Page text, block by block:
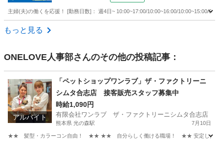
主婦(夫)の働くを応援！ [勤務日数]： 週4日~ 10:00~17:00/10:00~16:00/10:00~15:00/
滋賀 栗東市
もっと見る
ONELOVE人事部さんのその他の投稿記事：
アルバイト
「ペットショップワンラブ」ザ・ファクトリーニ
シムタ合志店 接客販売スタッフ募集中
時給1,090円
有限会社ワンラブ ザ・ファクトリーニシムタ合志店
熊本県 光の森駅 7月10日
★★ 髪型・カラーコン自由！ ★★ ★★ 自分らしく働ける職場！ ★★ 安定した会社で